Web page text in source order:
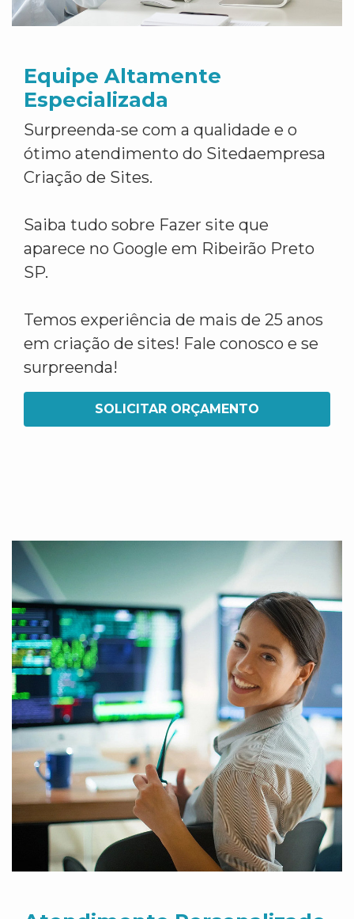
Equipe Altamente
Especializada
Surpreenda-se com a qualidade e o
ótimo atendimento do Sitedaempresa
Criação de Sites.
Saiba tudo sobre Fazer site que
aparece no Google em Ribeirão Preto
SP.
Temos experiência de mais de 25 anos
em criação de sites! Fale conosco e se
surpreenda!
SOLICITAR ORÇAMENTO